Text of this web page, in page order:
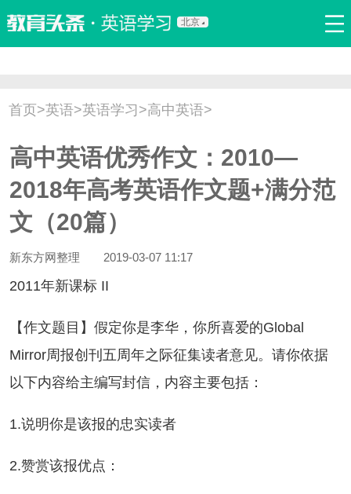
北京
双语新闻 口译翻译 职场英语 娱乐英语
流行语 新概念
首页>英语>英语学习 >高中英语>
高中英语优秀作文：2010—
2018年高考英语作文题+满分范
文（20篇）
新东方网整理 2019-03-07 11:17
年新课标 II
文题目】假定你是李华，你所喜爱的Global
Mirror周报创刊五周年之际征集读者意见。请你依据
以下内容给主编写封信，内容主要包括：
明你是该报的忠实读者
赏该报优点：